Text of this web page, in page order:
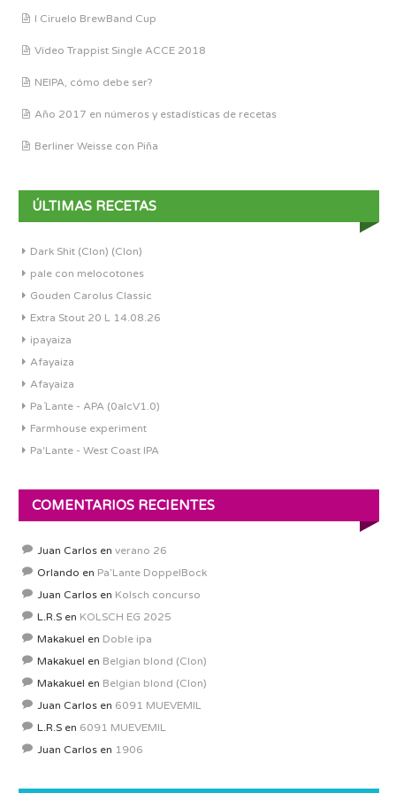
I Ciruelo BrewBand Cup
Vídeo Trappist Single ACCE 2018
NEIPA, cómo debe ser?
Año 2017 en números y estadísticas de recetas
Berliner Weisse con Piña
ÚLTIMAS RECETAS
Dark Shit (Clon) (Clon)
pale con melocotones
Gouden Carolus Classic
Extra Stout 20 L 14.08.26
ipayaiza
Afayaiza
Afayaiza
Pa´Lante - APA (0alcV1.0)
Farmhouse experiment
Pa'Lante - West Coast IPA
COMENTARIOS RECIENTES
Juan Carlos en verano 26
Orlando en Pa’Lante DoppelBock
Juan Carlos en Kolsch concurso
L.R.S en KOLSCH EG 2025
Makakuel en Doble ipa
Makakuel en Belgian blond (Clon)
Makakuel en Belgian blond (Clon)
Juan Carlos en 6091 MUEVEMIL
L.R.S en 6091 MUEVEMIL
Juan Carlos en 1906